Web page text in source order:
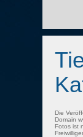
Die
Domain
Fotos ist